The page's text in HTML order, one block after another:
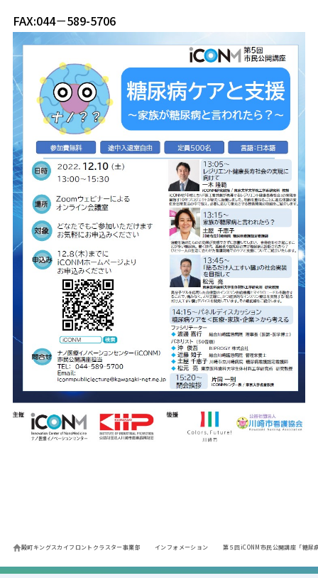
FAX:044－589-5706
殿町キングスカイフロントクラスター事業部 インフォメーション 第５回iCONM市民公開講座「糖尿